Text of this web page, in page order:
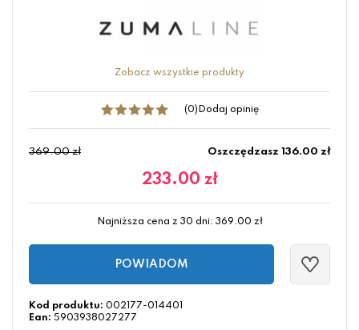
Zobacz wszystkie produkty
(0) Dodaj opinię
369.00 zł Oszczędzasz 136.00 zł
233.00 zł
Najniższa cena z 30 dni: 369.00 zł
POWIADOM
Kod produktu: 002177-014401
Ean: 5903938027277